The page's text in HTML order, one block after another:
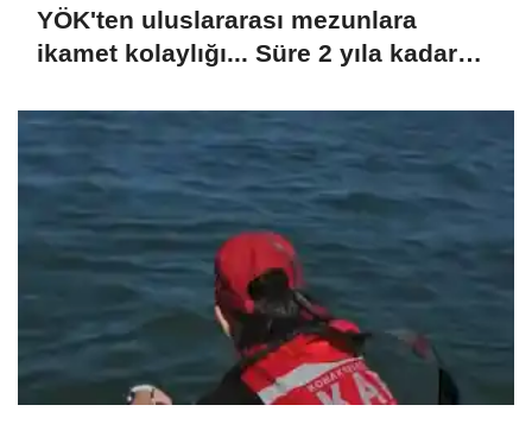
YÖK'ten uluslararası mezunlara
ikamet kolaylığı... Süre 2 yıla kadar